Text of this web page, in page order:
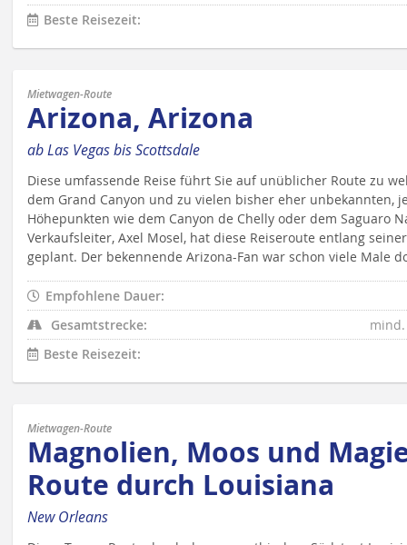
Beste Reisezeit:
Mietwagen-Route
Arizona, Arizona
ab Las Vegas bis Scottsdale
Diese umfassende Reise führt Sie auf unüblicher Route zu
dem Grand Canyon und zu vielen bisher eher unbekannten,
Höhepunkten wie dem Canyon de Chelly oder dem Saguaro
Verkaufsleiter, Axel Mosel, hat diese Reiseroute entlang
geplant. Der bekennende Arizona-Fan war schon viele Male
Empfohlene Dauer:
Gesamtstrecke:
Beste Reisezeit:
Mietwagen-Route
Magnolien, Moos und
Route durch Louisiana
New Orleans